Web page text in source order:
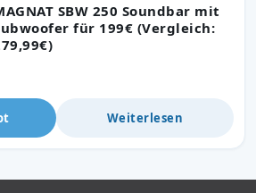
SBW 250 Soundbar mit
für 199€ (Vergleich:
Weiterlesen